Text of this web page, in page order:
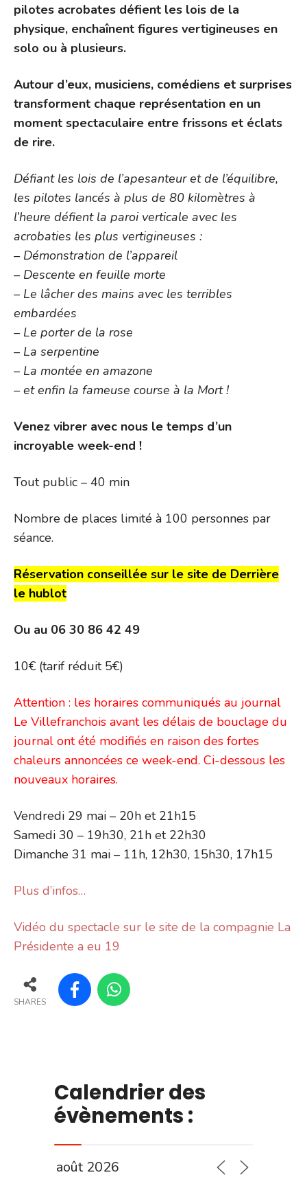
pilotes acrobates défient les lois de la
physique, enchaînent figures vertigineuses en
solo ou à plusieurs.
Autour d’eux, musiciens, comédiens et surprises
transforment chaque représentation en un
moment spectaculaire entre frissons et éclats
de rire.
Défiant les lois de l’apesanteur et de l’équilibre,
les pilotes lancés à plus de 80 kilomètres à
l’heure défient la paroi verticale avec les
acrobaties les plus vertigineuses :
– Démonstration de l’appareil
– Descente en feuille morte
– Le lâcher des mains avec les terribles
embardées
– Le porter de la rose
– La serpentine
– La montée en amazone
– et enfin la fameuse course à la Mort !
Venez vibrer avec nous le temps d’un
incroyable week-end !
Tout public – 40 min
Nombre de places limité à 100 personnes par
séance.
Réservation conseillée sur le site de Derrière
le hublot
Ou au 06 30 86 42 49
10€ (tarif réduit 5€)
Attention : les horaires communiqués au journal
Le Villefranchois avant les délais de bouclage du
journal ont été modifiés en raison des fortes
chaleurs annoncées ce week-end. Ci-dessous les
nouveaux horaires.
Vendredi 29 mai – 20h et 21h15
Samedi 30 – 19h30, 21h et 22h30
Dimanche 31 mai – 11h, 12h30, 15h30, 17h15
Plus d’infos…
Vidéo du spectacle sur le site de la compagnie La
Présidente a eu 19
SHARES
Calendrier des
évènements :